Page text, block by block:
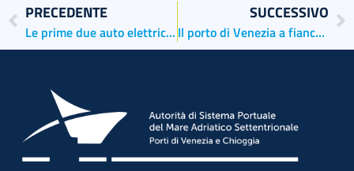
PRECEDENTE
Le prime due auto elettriche in servizio per i porti di Venezia e Chioggia
SUCCESSIVO
Il porto di Venezia a fianco dell’iniziativa “Disegni a 1000 mani”